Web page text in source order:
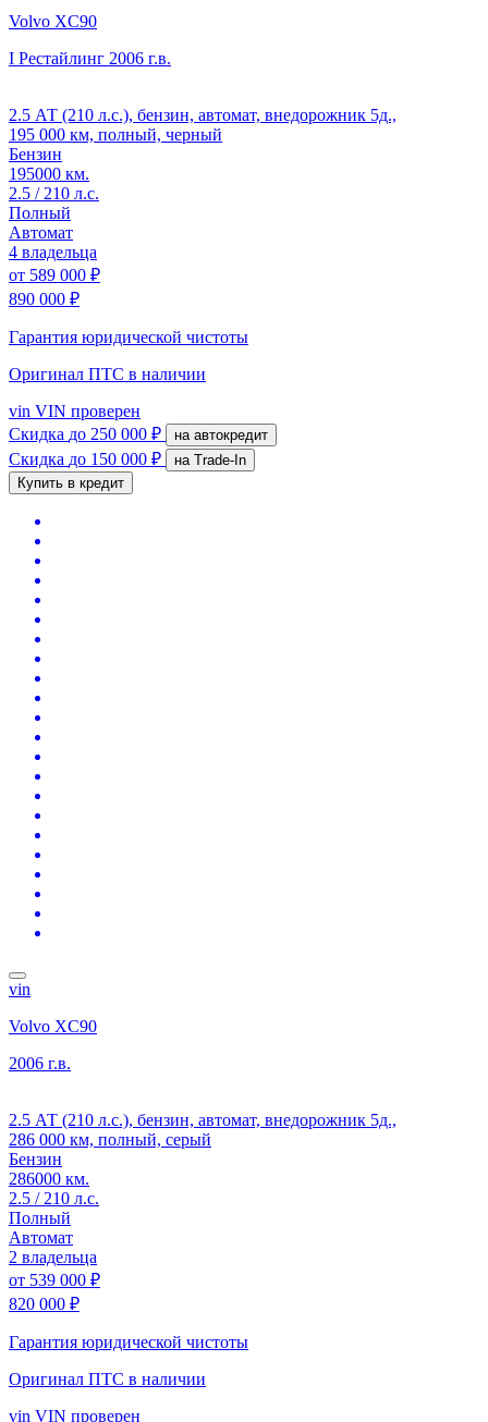
Volvo XC90
I Рестайлинг 2006 г.в.
2.5 АТ (210 л.с.), бензин, автомат, внедорожник 5д.,
195 000 км, полный, черный
Бензин
195000 км.
2.5 / 210 л.с.
Полный
Автомат
4 владельца
от 589 000 ₽
890 000 ₽
Гарантия юридической чистоты
Оригинал ПТС в наличии
vin VIN проверен
Скидка до 250 000 ₽ на автокредит
Скидка до 150 000 ₽
на Trade-In
Купить в кредит
vin
Volvo XC90
2006 г.в.
2.5 АТ (210 л.с.), бензин, автомат, внедорожник 5д.,
286 000 км, полный, серый
Бензин
286000 км.
2.5 / 210 л.с.
Полный
Автомат
2 владельца
от 539 000 ₽
820 000 ₽
Гарантия юридической чистоты
Оригинал ПТС в наличии
vin VIN проверен